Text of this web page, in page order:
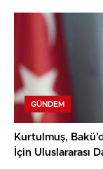
GÜNDEM
Kurtulmuş,
İçin Uluslararası